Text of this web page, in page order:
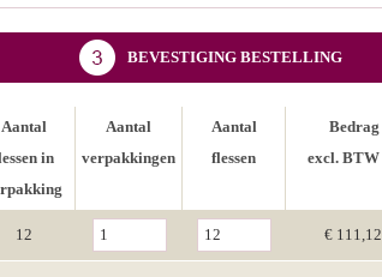
BEVESTIGING BESTELLING
Aantal
in
Aantal
verpakkingen
Aantal
flessen
Bedrag
excl. BTW
12 € 111,12